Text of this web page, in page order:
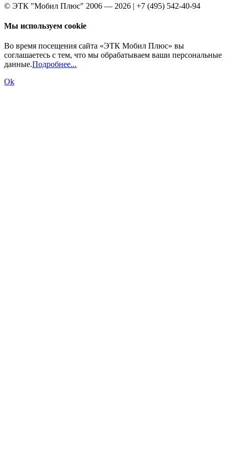
© ЭТК "Мобил Плюс" 2006 — 2026 | +7 (495) 542-40-94
Мы используем cookie
Во время посещения сайта «ЭТК Мобил Плюс» вы
соглашаетесь с тем, что мы обрабатываем ваши персональные
данные.Подробнее...
Ok